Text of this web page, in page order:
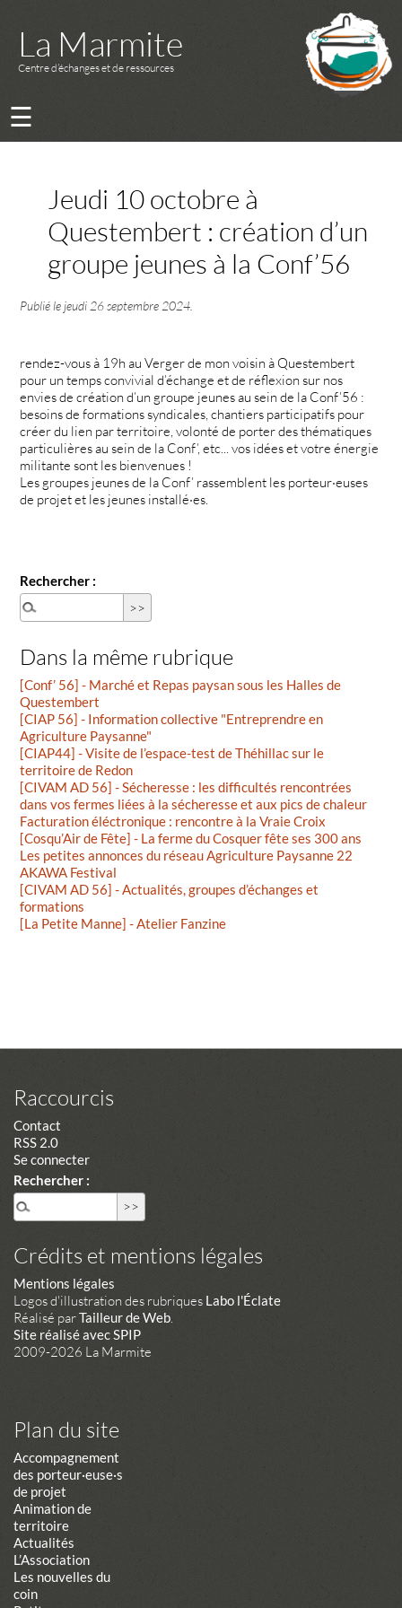
La Marmite
Centre d’échanges et de ressources
☰
Jeudi 10 octobre à
Questembert : création d’un
groupe jeunes à la Conf’56
Publié le jeudi 26 septembre 2024
rendez-vous à 19h au Verger de mon voisin à Questembert
pour un temps convivial d’échange et de réflexion sur nos
envies de création d’un groupe jeunes au sein de la Conf’56 :
besoins de formations syndicales, chantiers participatifs pour
créer du lien par territoire, volonté de porter des thématiques
particulières au sein de la Conf’, etc... vos idées et votre énergie
militante sont les bienvenues !
Les groupes jeunes de la Conf’ rassemblent les porteur·euses
de projet et les jeunes installé·es.
Rechercher :
Dans la même rubrique
[Conf’ 56] - Marché et Repas paysan sous les Halles de
Questembert
[CIAP 56] - Information collective "Entreprendre en
Agriculture Paysanne"
[CIAP44] - Visite de l’espace-test de Théhillac sur le
territoire de Redon
[CIVAM AD 56] - Sécheresse : les difficultés rencontrées
dans vos fermes liées à la sécheresse et aux pics de chaleur
Facturation éléctronique : rencontre à la Vraie Croix
[Cosqu’Air de Fête] - La ferme du Cosquer fête ses 300 ans
Les petites annonces du réseau Agriculture Paysanne 22
AKAWA Festival
[CIVAM AD 56] - Actualités, groupes d’échanges et
formations
[La Petite Manne] - Atelier Fanzine
Raccourcis
Contact
RSS 2.0
Se connecter
Rechercher :
Crédits et mentions légales
Mentions légales
Logos d'illustration des rubriques Labo l'Éclate
Réalisé parTailleur de Web.
Site réalisé avec SPIP
2009-2026 La Marmite
Plan du site
Accompagnement
des porteur·euse·s
de projet
Animation de
territoire
Actualités
L’Association
Les nouvelles du
coin